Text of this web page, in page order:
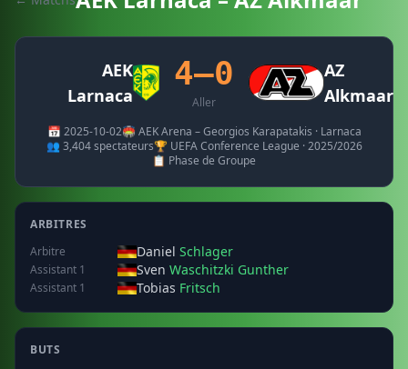
AEK
Larnaca
4–0
Aller
AZ
Alkmaar
📅 2025-10-02🏟️ AEK Arena – Georgios Karapatakis · Larnaca
👥 3,404 spectateurs🏆 UEFA Conference League · 2025/2026
📋 Phase de Groupe
ARBITRES
Arbitre
Daniel Schlager
Assistant 1 Sven Waschitzki Gunther
Assistant 1 Tobias Fritsch
BUTS